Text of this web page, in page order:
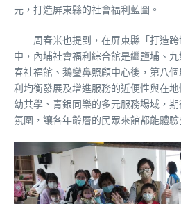
元，打造屏東縣的社會福利藍圖。
周春米也提到，在屏東縣「打造跨
中，內埔社會福利綜合館是繼鹽埔、
春社福館、鵝鑾鼻照顧中心後，第八
利均衡發展及增進服務的近便性與在
幼共學、青銀同樂的多元服務場域，
氛圍，讓各年齡層的民眾來館都能體